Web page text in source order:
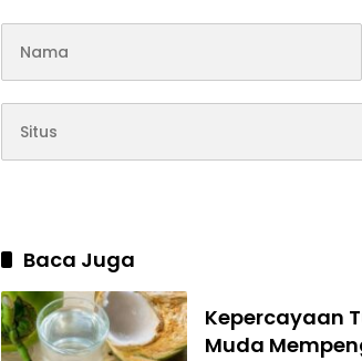
Baca Juga
Kepercayaan
Muda